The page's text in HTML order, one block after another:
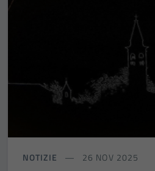
NOTIZIE 26 NOV 2025